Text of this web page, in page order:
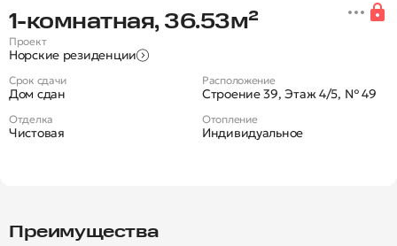
Новая 1-комнатная квартира в
1‑комнатная, 36.53м²
Проект
Норские резиденции
Срок сдачи
Дом сдан
Расположение
Строение 39, Этаж 4/5, № 49
Отделка
Чистовая
Отопление
Индивидуальное
Преимущества